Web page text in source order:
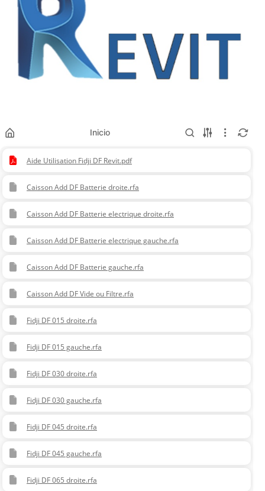
Inicio
Aide Utilisation Fidji DF Revit.pdf
Caisson Add DF Batterie droite.rfa
Caisson Add DF Batterie electrique droite.rfa
Caisson Add DF Batterie electrique gauche.rfa
Caisson Add DF Batterie gauche.rfa
Caisson Add DF Vide ou Filtre.rfa
Fidji DF 015 droite.rfa
Fidji DF 015 gauche.rfa
Fidji DF 030 droite.rfa
Fidji DF 030 gauche.rfa
Fidji DF 045 droite.rfa
Fidji DF 045 gauche.rfa
Fidji DF 065 droite.rfa